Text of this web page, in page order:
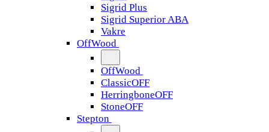
Sigrid Plus
Sigrid Superior ABA
Vakre
OffWood
OffWood
ClassicOFF
HerringboneOFF
StoneOFF
Stepton